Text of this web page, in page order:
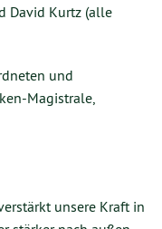
David Kurtz (alle
und
Magistrale,
unsere Kraft in